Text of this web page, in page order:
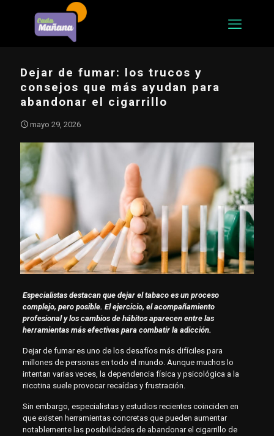
Dejar de fumar: los trucos y
consejos que más ayudan para
abandonar el cigarrillo
mayo 29, 2026
Especialistas destacan que dejar el tabaco es un proceso
complejo, pero posible. El ejercicio, el acompañamiento
profesional y los cambios de hábitos aparecen entre las
herramientas más efectivas para combatir la adicción.
Dejar de fumar es uno de los desafíos más difíciles para
millones de personas en todo el mundo. Aunque muchos lo
intentan varias veces, la dependencia física y psicológica a la
nicotina suele provocar recaídas y frustración.
Sin embargo, especialistas y estudios recientes coinciden en
que existen herramientas concretas que pueden aumentar
notablemente las posibilidades de abandonar el cigarrillo de